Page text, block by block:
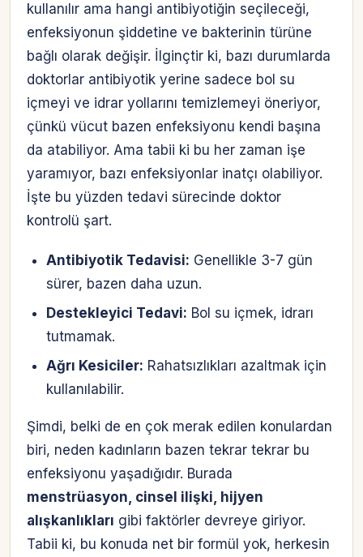
kullanılır ama hangi antibiyotiğin seçileceği,
enfeksiyonun şiddetine ve bakterinin türüne
bağlı olarak değişir. İlginçtir ki, bazı durumlarda
doktorlar antibiyotik yerine sadece bol su
içmeyi ve idrar yollarını temizlemeyi öneriyor,
çünkü vücut bazen enfeksiyonu kendi başına
da atabiliyor. Ama tabii ki bu her zaman işe
yaramıyor, bazı enfeksiyonlar inatçı olabiliyor.
İşte bu yüzden tedavi sürecinde doktor
kontrolü şart.
Antibiyotik Tedavisi: Genellikle 3-7 gün
sürer, bazen daha uzun.
Destekleyici Tedavi: Bol su içmek, idrarı
tutmamak.
Ağrı Kesiciler: Rahatsızlıkları azaltmak için
kullanılabilir.
Şimdi, belki de en çok merak edilen konulardan
biri, neden kadınların bazen tekrar tekrar bu
enfeksiyonu yaşadığıdır. Burada
menstrüasyon, cinsel ilişki, hijyen
alışkanlıkları gibi faktörler devreye giriyor.
Tabii ki, bu konuda net bir formül yok, herkesin